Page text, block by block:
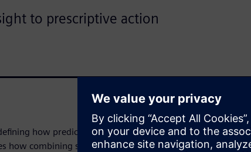
to prescriptive action
how predictive maintenance decisions are made. This
how combining sensor data, maintenance records, and